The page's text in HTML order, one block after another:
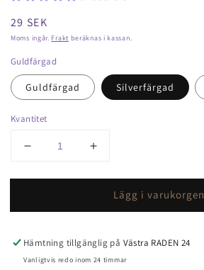
Ordinarie
pris
29 SEK
Moms ingår. Frakt beräknas i kassan.
Guldfärgad
Guldfärgad Silverfärgad
Kvantitet
Minska
för
mini
Öka
för
Klothållare
mini
Lägg i varukorgen
Hämtning tillgänglig på Västra RADEN 24
Vanligtvis redo inom 24 timmar